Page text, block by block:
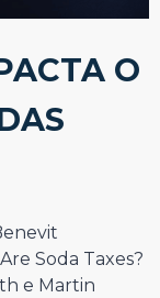
O
Soda Taxes?
e Martin